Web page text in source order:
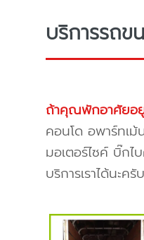
บริการรถ
ถ้าคุณพักอาศัยอ
คอนโด อพาร์ทเ
มอเตอร์ไซค์ บิ๊ก
บริการเราได้นะครับ